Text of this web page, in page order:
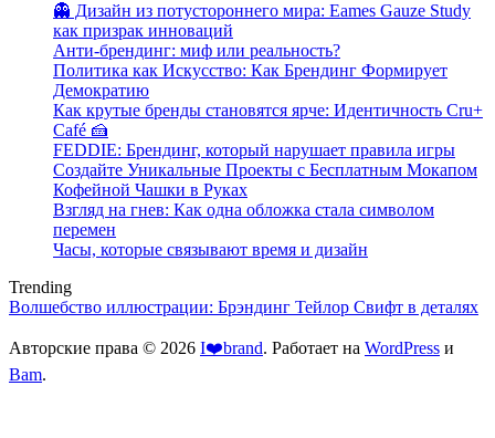
👻 Дизайн из потустороннего мира: Eames Gauze Study
как призрак инноваций
Анти-брендинг: миф или реальность?
Политика как Искусство: Как Брендинг Формирует
Демократию
Как крутые бренды становятся ярче: Идентичность Cru+
Café 🍰
FEDDIE: Брендинг, который нарушает правила игры
Создайте Уникальные Проекты с Бесплатным Мокапом
Кофейной Чашки в Руках
Взгляд на гнев: Как одна обложка стала символом
перемен
Часы, которые связывают время и дизайн
Trending
Волшебство иллюстрации: Брэндинг Тейлор Свифт в деталях
Авторские права © 2026 I❤️brand. Работает на WordPress и
Bam.